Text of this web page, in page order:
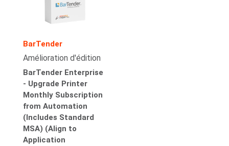
BarTender
Amélioration d'édition
BarTender Enterprise
- Upgrade Printer
Monthly Subscription
from Automation
(Includes Standard
MSA) (Align to
Application